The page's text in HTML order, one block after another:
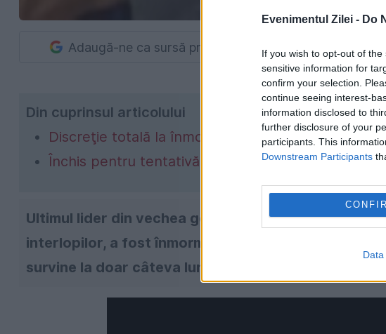
Evenimentul Zilei - Do
If you wish to opt-out of
sensitive information for
confirm your selection.
continue seeing interest-
information disclosed to
further disclosure of your
participants. This
Downstream Participants
Adaugă-ne ca sursă preferată în Google
Din cuprinsul articolului
Discreţie totală la înmormântare
Închis pentru tentativă de omor
Ultimul lider din vechea generație a temutului clan
interlopilor, a fost înmormântat, joi, într-o discreție
survine la doar câteva luni de la asasinarea fiului